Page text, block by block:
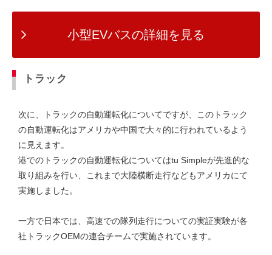
小型EVバスの詳細を見る
トラック
次に、トラックの自動運転化についてですが、このトラック
の自動運転化はアメリカや中国で大々的に行われているよう
に見えます。
港でのトラックの自動運転化についてはtu Simpleが先進的な
取り組みを行い、これまで大陸横断走行などもアメリカにて
実施しました。
一方で日本では、高速での隊列走行についての実証実験が各
社トラックOEMの連合チームで実施されています。